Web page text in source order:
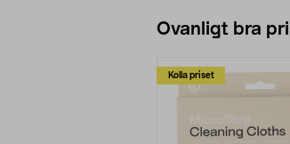
Ovanligt bra
Kolla priset